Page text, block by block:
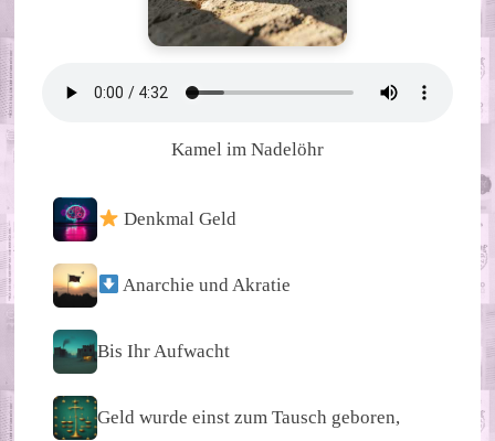
Kamel im Nadelöhr
Denkmal Geld
Anarchie und Akratie
Bis Ihr Aufwacht
Geld wurde einst zum Tausch geboren,